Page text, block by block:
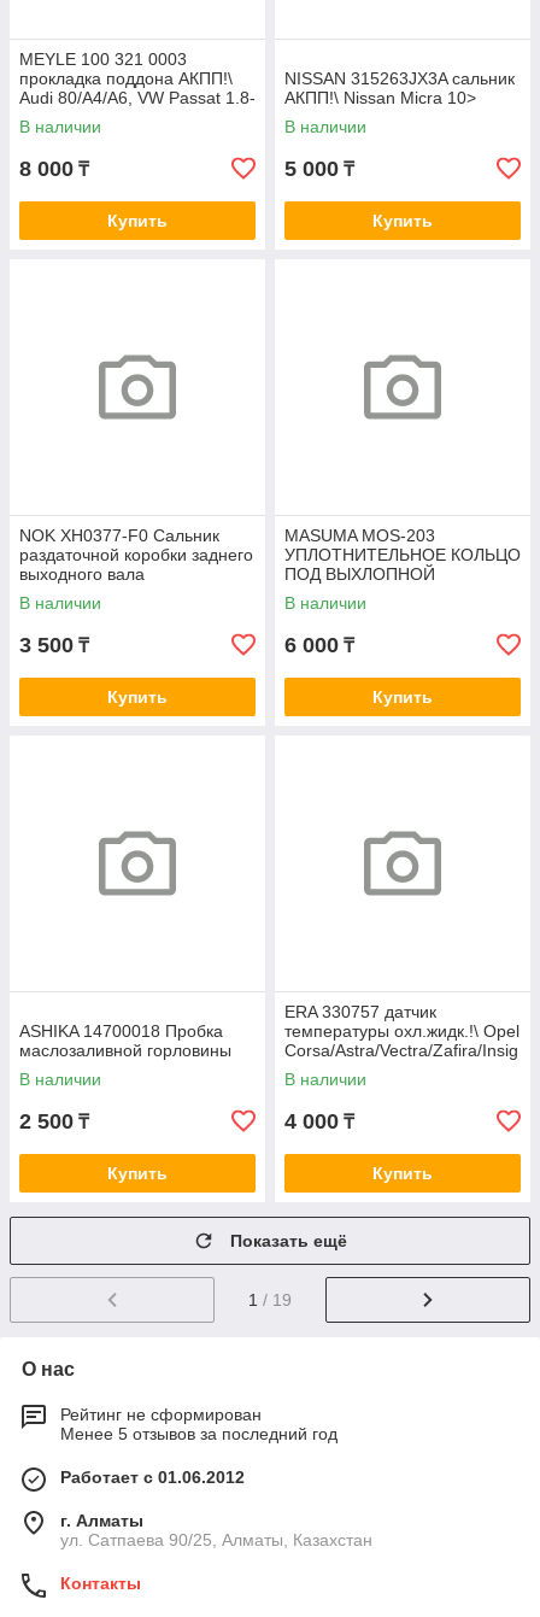
MEYLE 100 321 0003
прокладка поддона АКПП!\
Audi 80/A4/A6, VW Passat 1.8-
2.0 93> 01N321370 JT111
В наличии
8 000 ₸
Купить
NISSAN 315263JX3A cальник
АКПП!\ Nissan Micra 10>
В наличии
5 000 ₸
Купить
NOK XH0377-F0 Сальник
раздаточной коробки заднего
выходного вала
В наличии
3 500 ₸
Купить
MASUMA MOS-203
УПЛОТНИТЕЛЬНОЕ КОЛЬЦО
ПОД ВЫХЛОПНОЙ
КОЛЛЕКТОР MASUMA 60.7 X
77.1
В наличии
6 000 ₸
Купить
ASHIKA 14700018 Пробка
маслозаливной горловины
В наличии
2 500 ₸
Купить
ERA 330757 датчик
температуры охл.жидк.!\ Opel
Corsa/Astra/Vectra/Zafira/Insig
nia 1.2-1.8i 03>
В наличии
4 000 ₸
Купить
Показать ещё
1 / 19
О нас
Рейтинг не сформирован
Менее 5 отзывов за последний год
Работает с 01.06.2012
г. Алматы
ул. Сатпаева 90/25, Алматы, Казахстан
Контакты